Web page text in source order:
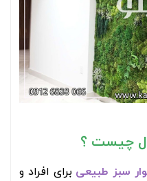
چیست ؟
سبز طبیعی برای افراد و